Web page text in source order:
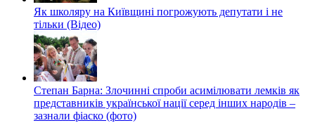
Як школяру на Київщині погрожують депутати і не
тільки (Відео)
Степан Барна: Злочинні спроби асимілювати лемків як
представників української нації серед інших народів –
зазнали фіаско (фото)